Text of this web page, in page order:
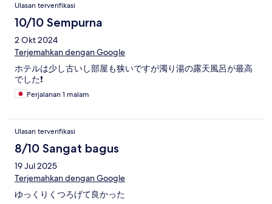
Ulasan terverifikasi
10/10 Sempurna
2 Okt 2024
Terjemahkan dengan Google
ホテルは少し古いし部屋も狭いですが濁り湯の露天風呂が最高
でした❗
Perjalanan 1 malam
Ulasan terverifikasi
8/10 Sangat bagus
19 Jul 2025
Terjemahkan dengan Google
ゆっくりくつろげて良かった